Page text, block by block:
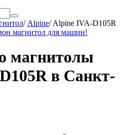
/ Alpine/Alpine IVA-D105R
магнитолы
в Санкт-